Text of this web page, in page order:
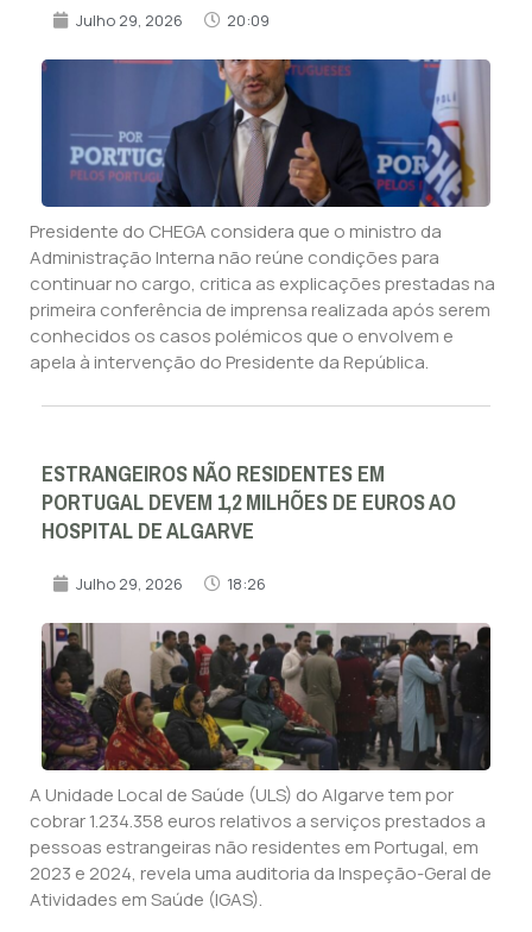
Julho 29, 2026 20:09
Presidente do CHEGA considera que o ministro da
Administração Interna não reúne condições para
continuar no cargo, critica as explicações prestadas na
primeira conferência de imprensa realizada após serem
conhecidos os casos polémicos que o envolvem e
apela à intervenção do Presidente da República.
ESTRANGEIROS NÃO RESIDENTES EM
PORTUGAL DEVEM 1,2 MILHÕES DE EUROS AO
HOSPITAL DE ALGARVE
Julho 29, 2026 18:26
A Unidade Local de Saúde (ULS) do Algarve tem por
cobrar 1.234.358 euros relativos a serviços prestados a
pessoas estrangeiras não residentes em Portugal, em
2023 e 2024, revela uma auditoria da Inspeção-Geral de
Atividades em Saúde (IGAS).